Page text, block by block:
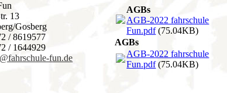
13
Gosberg
/ 8619577
/ 1644929
fun.de
AGBs
AGB-2022 fahrschule
Fun.pdf(75.04KB)
AGBs
AGB-2022 fahrschule
Fun.pdf(75.04KB)